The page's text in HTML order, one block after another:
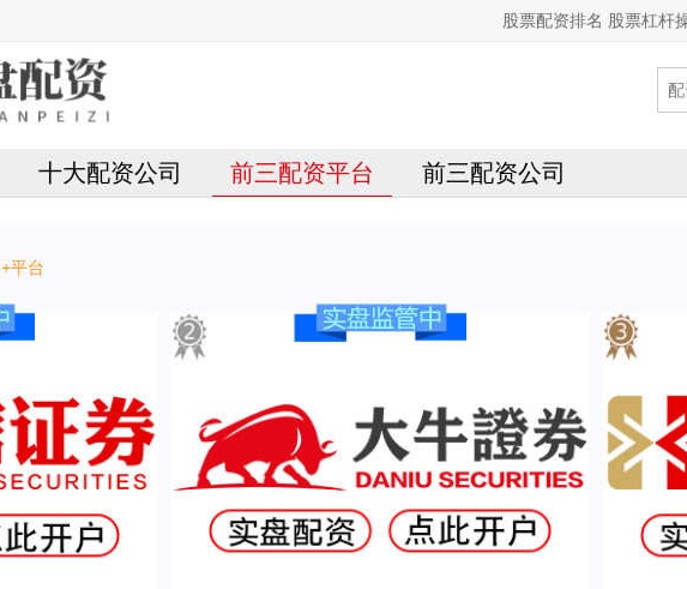
股票配资排名 股票杠杆
十大配资公司 前三配资平台 前三配资公司
+平台